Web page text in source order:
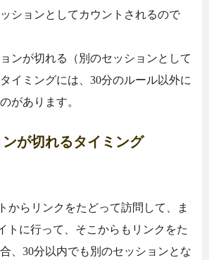
ションとしてカウントされるので
ンが切れる（別のセッションとして
イミングには、30分のルール以外に
があります。
ンが切れるタイミング
からリンクをたどって訪問して、ま
トに行って、そこからもリンクをた
、30分以内でも別のセッションとな